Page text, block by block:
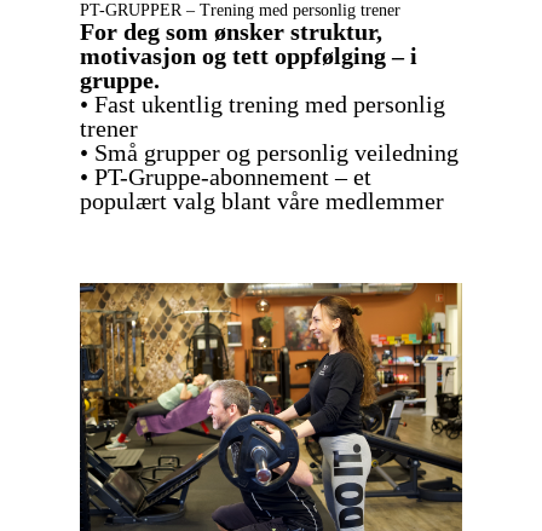
PT-GRUPPER – Trening med personlig trener
For deg som ønsker struktur,
motivasjon og tett oppfølging – i
gruppe.
• Fast ukentlig trening med personlig
trener
• Små grupper og personlig veiledning
• PT-Gruppe-abonnement – et
populært valg blant våre medlemmer